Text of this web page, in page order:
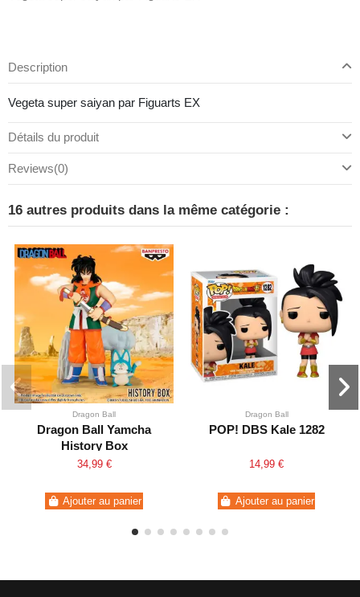
Description
Vegeta super saiyan par Figuarts EX
Détails du produit
Reviews(0)
16 autres produits dans la même catégorie :
Dragon Ball
Dragon Ball Yamcha
History Box
34,99 €
Ajouter au panier
Dragon Ball
POP! DBS Kale 1282
14,99 €
Ajouter au panier